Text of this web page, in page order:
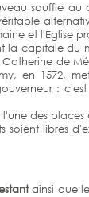
souffle au
et l'Eglise
la capitale du
de
en 1572,
:
des places
libres
ainsi que le